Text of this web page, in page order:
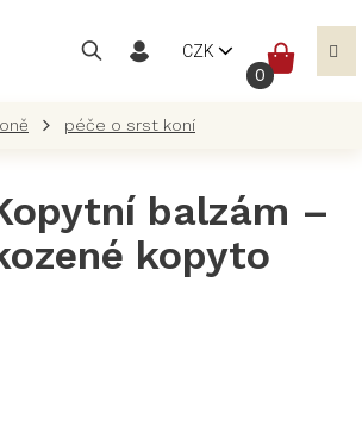
CZK
péče o srst koní
balzám –
kopyto